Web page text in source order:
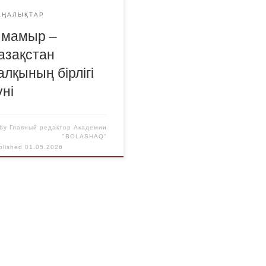
–
бірлігі
by Главный редактор Академии
"BOLASHAQ"
01.05.2026